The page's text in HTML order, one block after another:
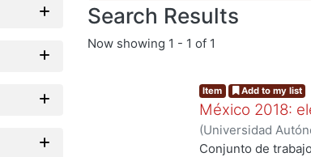
Search Results
Now showing 1 - 1 of 1
Item Add to my list
México 2018:
(Universidad
Ciencias Sociales
Conjunto de